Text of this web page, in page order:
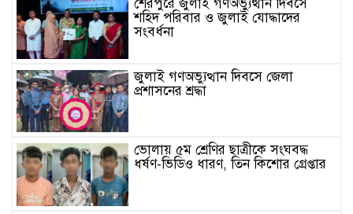
শেরপুরে জুলাই গণঅভ্যুত্থান দিবসে
শহিদ পরিবার ও জুলাই যোদ্ধাদের
সংবর্ধনা
জুলাই গণঅভ্যুত্থান দিবসে জেলা
প্রশাসনের শ্রদ্ধা
ভোলায় ৫ম শ্রেণির ছাত্রীকে সংঘবদ্ধ
ধর্ষণ-ভিডিও ধারণ, তিন কিশোর গ্রেপ্তার